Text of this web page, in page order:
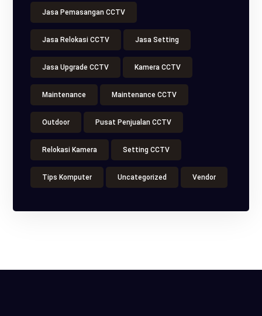
Jasa Pemasangan CCTV
Jasa Relokasi CCTV Jasa Setting
Jasa Upgrade CCTV Kamera CCTV
Maintenance Maintenance CCTV
Outdoor Pusat Penjualan CCTV
Relokasi Kamera Setting CCTV
Tips Komputer Uncategorized Vendor